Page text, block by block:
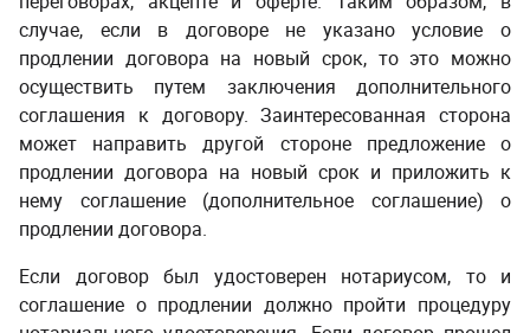
случае, если в договоре не указано условие о
продлении договора на новый срок, то это можно
осуществить путем заключения дополнительного
соглашения к договору. Заинтересованная сторона
может направить другой стороне предложение о
продлении договора на новый срок и приложить к
нему соглашение (дополнительное соглашение) о
продлении договора.
Если договор был удостоверен нотариусом, то и
соглашение о продлении должно пройти процедуру